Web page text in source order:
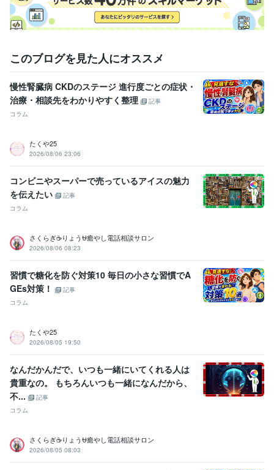
このブログを見た人にオススメ
慢性腎臓病 CKDのステージ 進行度ごとの症状・
治療・相談先をわかりやすく整理
記事
コラム
たくや25
2026/08/06 23:06
コンビニやスーパーで売っているアイスの魅力
を伝えたい
記事
コラム
さくらぎ☕りょう⛎癒やし電話相談サロン
2026/08/06 08:23
習慣で糖化を防ぐ対策10 毎日の小さな習慣でA
GEs対策！
記事
コラム
たくや25
2026/08/05 19:50
なんだかんだで、いつも一緒にいてくれる人は
貴重なの。 もちろんいつも一緒になんだから、
不...
記事
コラム
さくらぎ☕りょう⛎癒やし電話相談サロン
2026/08/05 08:03